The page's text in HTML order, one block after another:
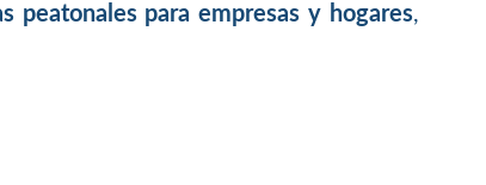
peatonales para empresas y hogares,